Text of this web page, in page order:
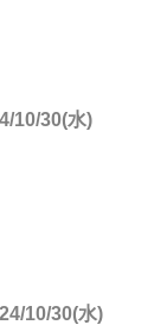
10/30(水)
10/30(水)